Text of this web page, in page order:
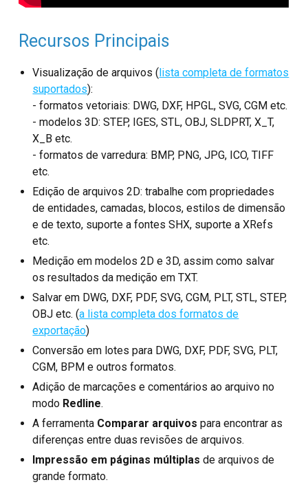
Recursos Principais
Visualização de arquivos (lista completa de formatos
suportados):
- formatos vetoriais: DWG, DXF, HPGL, SVG, CGM etc.
- modelos 3D: STEP, IGES, STL, OBJ, SLDPRT, X_T,
X_B etc.
- formatos de varredura: BMP, PNG, JPG, ICO, TIFF
etc.
Edição de arquivos 2D: trabalhe com propriedades
de entidades, camadas, blocos, estilos de dimensão
e de texto, suporte a fontes SHX, suporte a XRefs
etc.
Medição em modelos 2D e 3D, assim como salvar
os resultados da medição em TXT.
Salvar em DWG, DXF, PDF, SVG, CGM, PLT, STL, STEP,
OBJ etc. (a lista completa dos formatos de
exportação)
Conversão em lotes para DWG, DXF, PDF, SVG, PLT,
CGM, BPM e outros formatos.
Adição de marcações e comentários ao arquivo no
modo Redline.
A ferramenta Comparar arquivos para encontrar as
diferenças entre duas revisões de arquivos.
Impressão em páginas múltiplas de arquivos de
grande formato.